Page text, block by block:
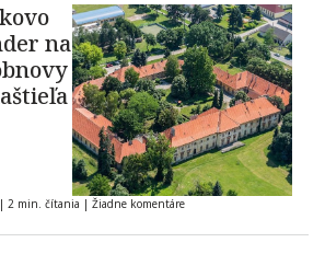
na
| 2 min. čítania | Žiadne komentáre